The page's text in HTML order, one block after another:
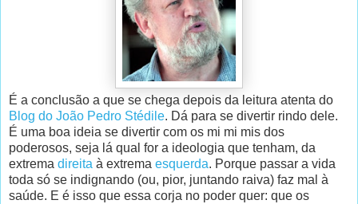
É a conclusão a que se chega depois da leitura atenta do
Blog do João Pedro Stédile. Dá para se divertir rindo dele.
É uma boa ideia se divertir com os mi mi mis dos
poderosos, seja lá qual for a ideologia que tenham, da
extrema direita à extrema esquerda. Porque passar a vida
toda só se indignando (ou, pior, juntando raiva) faz mal à
saúde. E é isso que essa corja no poder quer: que os